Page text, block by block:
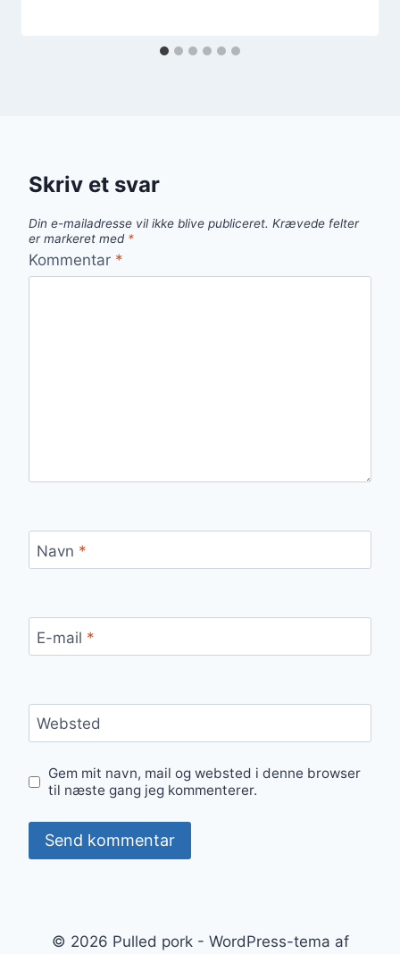
Skriv et svar
Din e-mailadresse vil ikke blive publiceret. Krævede felter
er markeret med *
Kommentar *
Navn *
E-mail *
Websted
Gem mit navn, mail og websted i denne browser
til næste gang jeg kommenterer.
© 2026 Pulled pork - WordPress-tema af